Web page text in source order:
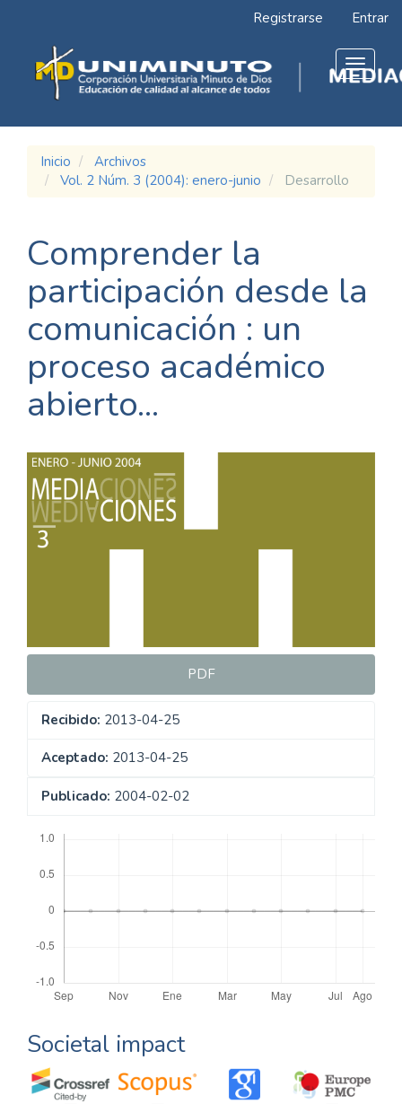
Contenido
principal
Barra
lateral
Registrarse Entrar
Toggle
Inicio
Archivos
Vol. 2 Núm. 3 (2004): enero-junio
Desarrollo
Comprender la
participación desde la
comunicación : un
proceso académico
abierto...
Barra
lateral
del
artículo
PDF
Recibido: 2013-04-25
Aceptado: 2013-04-25
Publicado: 2004-02-02
Societal impact